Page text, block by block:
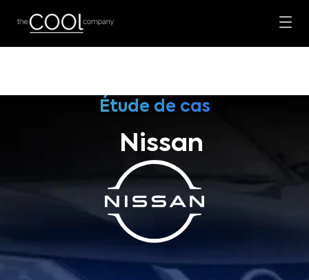
Étude de cas
Nissan